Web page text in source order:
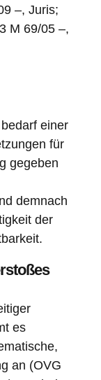
–, Juris;
M 69/05 –,
einer
für
gegeben
demnach
der
es
an (OVG